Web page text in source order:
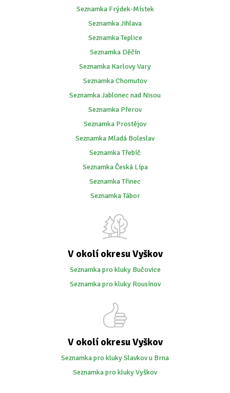
Seznamka Frýdek-Místek
Seznamka Jihlava
Seznamka Teplice
Seznamka Děčín
Seznamka Karlovy Vary
Seznamka Chomutov
Seznamka Jablonec nad Nisou
Seznamka Přerov
Seznamka Prostějov
Seznamka Mladá Boleslav
Seznamka Třebíč
Seznamka Česká Lípa
Seznamka Třinec
Seznamka Tábor
V okolí okresu Vyškov
Seznamka pro kluky Bučovice
Seznamka pro kluky Rousínov
V okolí okresu Vyškov
Seznamka pro kluky Slavkov u Brna
Seznamka pro kluky Vyškov